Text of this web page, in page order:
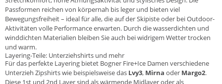
Passformen reichen von körpernah bis leger und bieten viel
Bewegungsfreiheit – ideal für alle, die auf der Skipiste oder bei Outdoor-
Aktivitäten volle Performance erwarten. Durch die wasserdichten und
winddichten Materialien bleiben Sie auch bei widrigem Wetter trocken
und warm.
Layering-Teile: Unterziehshirts und mehr
Für das perfekte Layering bietet Bogner Fire+Ice Damen verschiedene
Unterzieh Zipshirts wie beispielsweise das Lvy3, Mirna oder Margo2.
Diese 1st und 2nd Layer sind als wärmende Midlayer oder als